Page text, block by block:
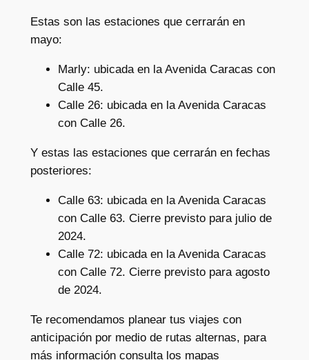
Estas son las estaciones que cerrarán en
mayo:
Marly: ubicada en la Avenida Caracas con
Calle 45.
Calle 26: ubicada en la Avenida Caracas
con Calle 26.
Y estas las estaciones que cerrarán en fechas
posteriores:
Calle 63: ubicada en la Avenida Caracas
con Calle 63. Cierre previsto para julio de
2024.
Calle 72: ubicada en la Avenida Caracas
con Calle 72. Cierre previsto para agosto
de 2024.
Te recomendamos planear tus viajes con
anticipación por medio de rutas alternas, para
más información consulta los mapas